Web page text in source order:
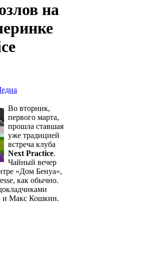
на
Во вторник,
первого марта,
прошла ставшая
уже традицией
встреча клуба
Next Practiсe.
Чайный вечер
«Дом Бенуа»,
как обычно.
и Макс Кошкин.